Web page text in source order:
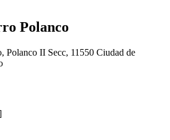
Polanco
Polanco II Secc, 11550 Ciudad de